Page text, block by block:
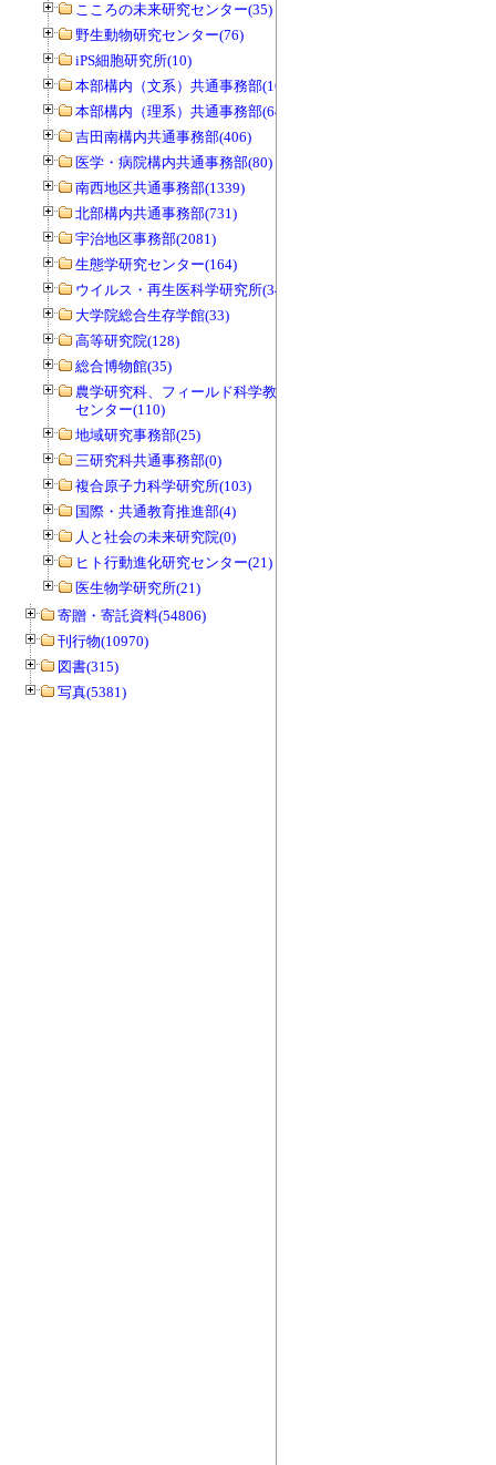
こころの未来研究センター(35)
野生動物研究センター(76)
iPS細胞研究所(10)
本部構内（文系）共通事務部(165)
本部構内（理系）共通事務部(646)
吉田南構内共通事務部(406)
医学・病院構内共通事務部(80)
南西地区共通事務部(1339)
北部構内共通事務部(731)
宇治地区事務部(2081)
生態学研究センター(164)
ウイルス・再生医科学研究所(34)
大学院総合生存学館(33)
高等研究院(128)
総合博物館(35)
農学研究科、フィールド科学教育研究
センター(110)
地域研究事務部(25)
三研究科共通事務部(0)
複合原子力科学研究所(103)
国際・共通教育推進部(4)
人と社会の未来研究院(0)
ヒト行動進化研究センター(21)
医生物学研究所(21)
寄贈・寄託資料(54806)
刊行物(10970)
図書(315)
写真(5381)